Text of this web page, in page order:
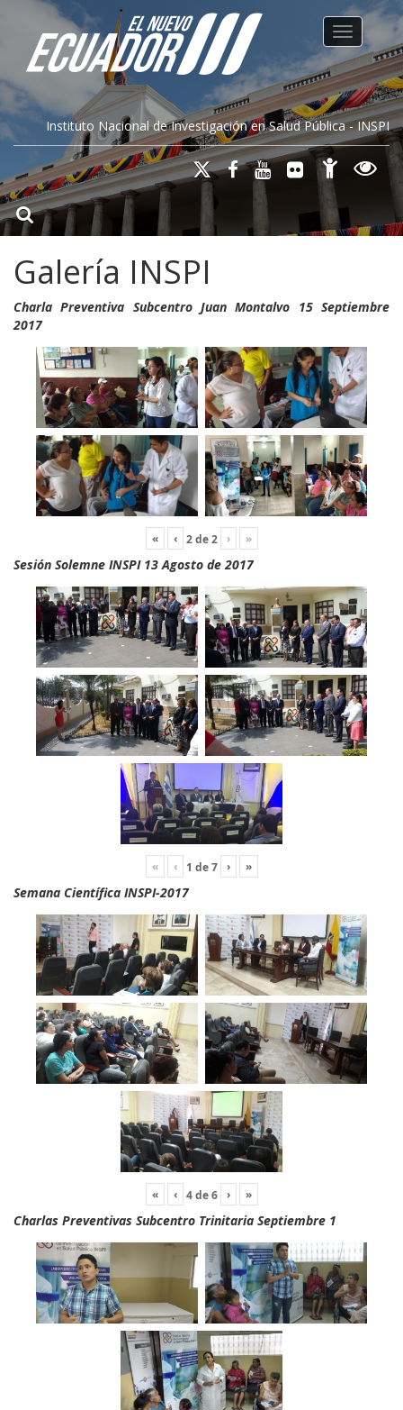
Instituto Nacional de Investigación en Salud Pública - INSPI
Toggle
Galería INSPI
Charla Preventiva Subcentro Juan Montalvo 15 Septiembre
2017
« ‹ 2de2 › »
Sesión Solemne INSPI 13 Agosto de 2017
« ‹ 1 de7 › »
Semana Científica INSPI-2017
« ‹ 4de6 › »
Charlas Preventivas Subcentro Trinitaria Septiembre 1